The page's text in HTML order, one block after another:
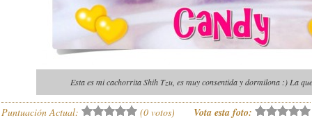
Esta es mi cachorrita Shih Tzu, es muy consentida y dormilona :) La
Puntuación Actual: (0 votos) Vota esta foto: